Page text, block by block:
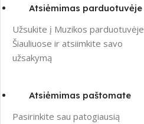
Atsiėmimas parduotuvėje
Užsukite į Muzikos parduotuvėje
Šiauliuose ir atsiimkite savo
užsakymą
Atsiėmimas paštomate
Pasirinkite sau patogiausią